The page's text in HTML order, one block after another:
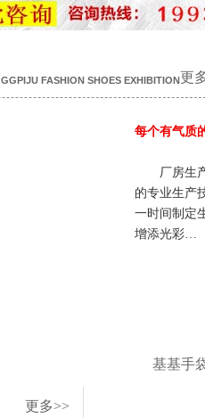
更
GGPIJU FASHION SHOES EXHIBITION
每个有气质
厂房生
的专业生产
一时间制定
增添光彩…
基基手
更多>>